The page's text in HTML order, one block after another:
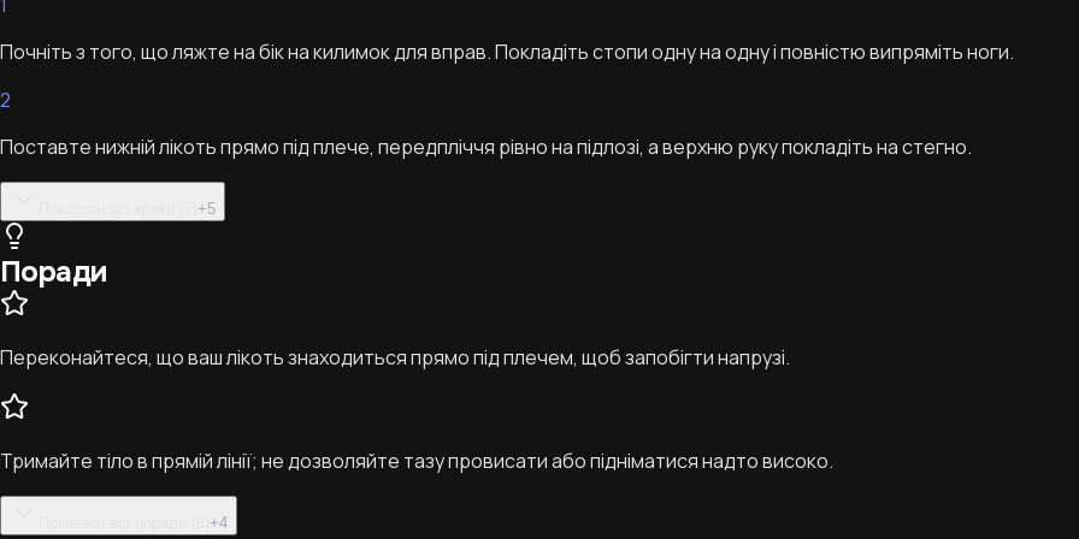
Почніть з того, що ляжте на бік на килимок для вправ. Покладіть стопи одну на одну і повністю випряміть ноги.
2
Поставте нижній лікоть прямо під плече, передпліччя рівно на підлозі, а верхню руку покладіть на стегно.
+5
Поради
Переконайтеся, що ваш лікоть знаходиться прямо під плечем, щоб запобігти напрузі.
Тримайте тіло в прямій лінії; не дозволяйте тазу провисати або підніматися надто високо.
+4